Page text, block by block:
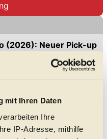
mit Ihren Daten
Ihre
IP-Adresse, mithilfe
(2026): Neuer Pick-up
Grand mit neuem
hoher Anhängelast und
hoher Zuladung und
EV: Vollelektrischer
Euro
Doppelkabine und knapp